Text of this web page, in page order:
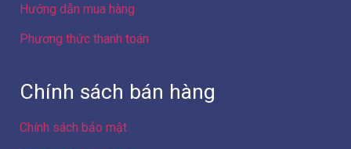
Hướng dẫn mua hàng
Phương thức thanh toán
Chính sách bán hàng
Chính sách bảo mật